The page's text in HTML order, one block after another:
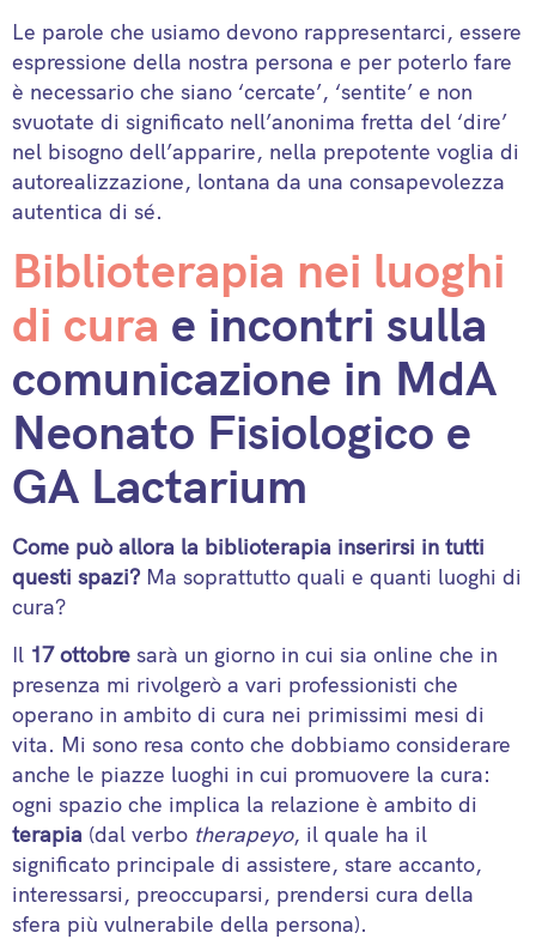
Le parole che usiamo devono rappresentarci, essere
espressione della nostra persona e per poterlo fare
è necessario che siano ‘cercate’, ‘sentite’ e non
svuotate di significato nell’anonima fretta del ‘dire’
nel bisogno dell’apparire, nella prepotente voglia di
autorealizzazione, lontana da una consapevolezza
autentica di sé.
Biblioterapia nei luoghi
di cura e incontri sulla
comunicazione in MdA
Neonato Fisiologico e
GA Lactarium
Come può allora la biblioterapia inserirsi in tutti
questi spazi? Ma soprattutto quali e quanti luoghi di
cura?
Il 17 ottobre sarà un giorno in cui sia online che in
presenza mi rivolgerò a vari professionisti che
operano in ambito di cura nei primissimi mesi di
vita. Mi sono resa conto che dobbiamo considerare
anche le piazze luoghi in cui promuovere la cura:
ogni spazio che implica la relazione è ambito di
terapia (dal verbo therapeyo, il quale ha il
significato principale di assistere, stare accanto,
interessarsi, preoccuparsi, prendersi cura della
sfera più vulnerabile della persona).